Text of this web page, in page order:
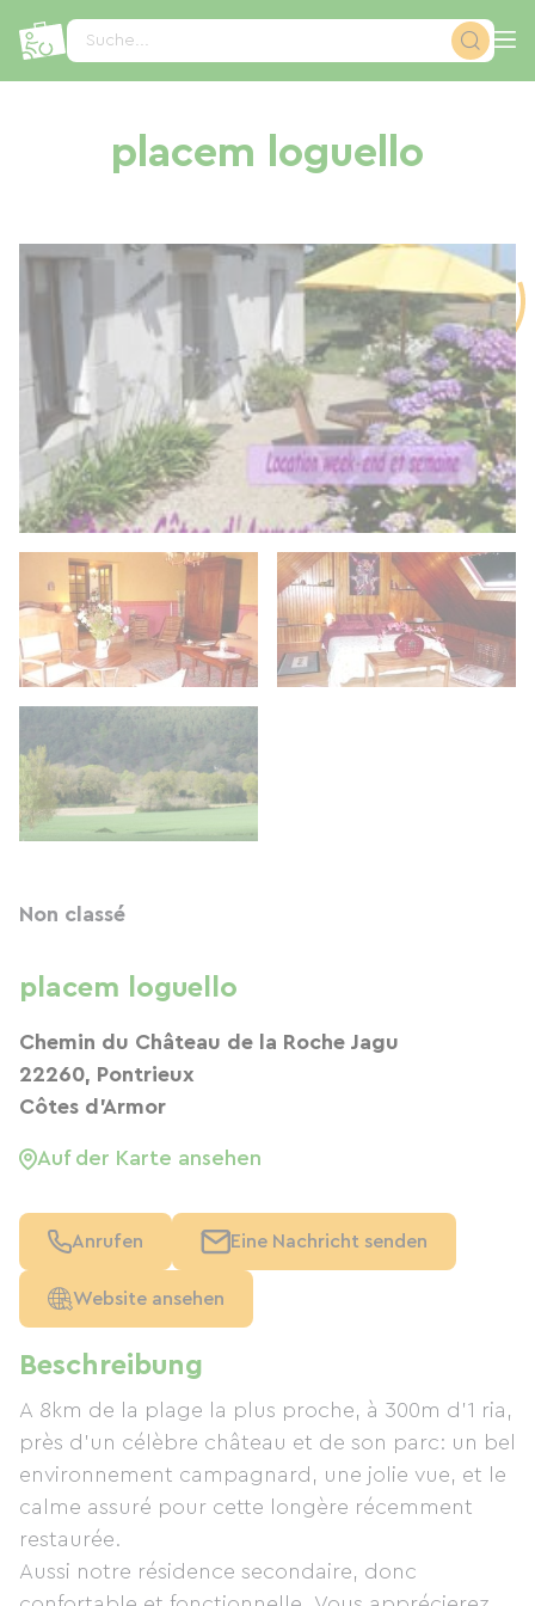
Suche...
placem loguello
Beschreibung
A 8km de la plage la plus proche, à 300m d'1 ria,
près d'un célèbre château et de son parc: un bel
environnement campagnard, une jolie vue, et le
calme assuré pour cette longère récemment
restaurée.
Aussi notre résidence secondaire, donc
Non classé
placem loguello
Chemin du Château de la Roche Jagu
22260, Pontrieux
Côtes d'Armor
Auf der Karte ansehen
Anrufen Eine Nachricht senden
Website ansehen
Cookie-Einstellungen